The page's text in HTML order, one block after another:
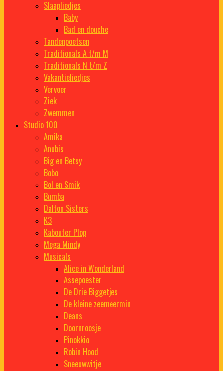
Slaapliedjes
Baby
Bad en douche
Tandenpoetsen
Traditionals A t/m M
Traditionals N t/m Z
Vakantieliedjes
Vervoer
Ziek
Zwemmen
Studio 100
Amika
Anubis
Big en Betsy
Bobo
Bol en Smik
Bumba
Dalton Sisters
K3
Kabouter Plop
Mega Mindy
Musicals
Alice in Wonderland
Assepoester
De Drie Biggetjes
De kleine zeemeermin
Deans
Doornroosje
Pinokkio
Robin Hood
Sneeuwwitje